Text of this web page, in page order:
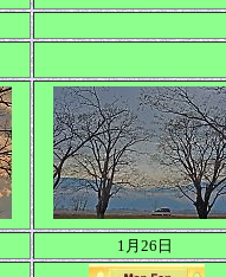
1月26日